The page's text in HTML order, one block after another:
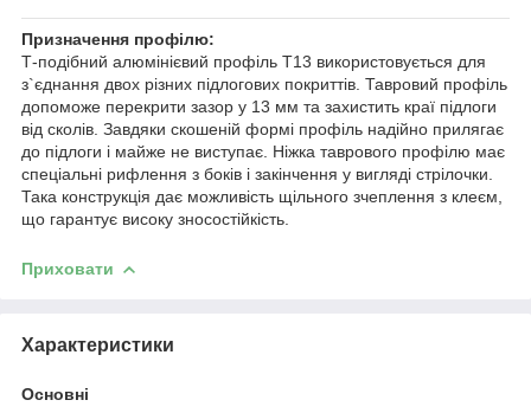
Призначення профілю:
Т-подібний алюмінієвий профіль Т13 використовується для
з`єднання двох різних підлогових покриттів. Тавровий профіль
допоможе перекрити зазор у 13 мм та захистить краї підлоги
від сколів. Завдяки скошеній формі профіль надійно прилягає
до підлоги і майже не виступає. Ніжка таврового профілю має
спеціальні рифлення з боків і закінчення у вигляді стрілочки.
Така конструкція дає можливість щільного зчеплення з клеєм,
що гарантує високу зносостійкість.
Приховати
Характеристики
Основні